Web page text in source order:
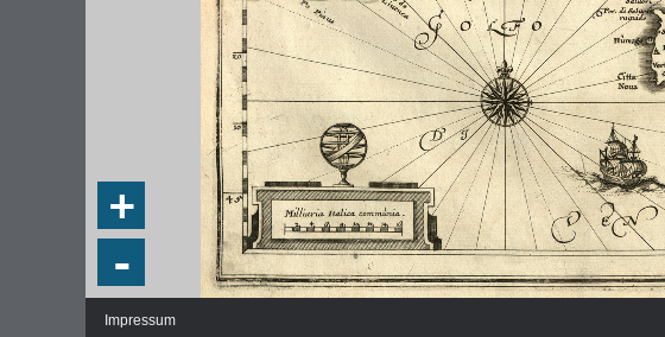
DIE NATIONALVERSAMMLUNG IN DER
PAULSKIRCHE 1848
Fraktionen und Abgeordnete
Details und Debatten
Politische Ziele der Fraktionen
Fragen und Antworten
WEIMAR: VOM WESEN
DEMOKRATIE
Regierungsprogramm
+
-
Impressum